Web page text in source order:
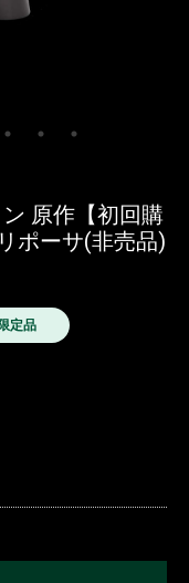
原作【初回購
ポーサ(非売品)
限定品